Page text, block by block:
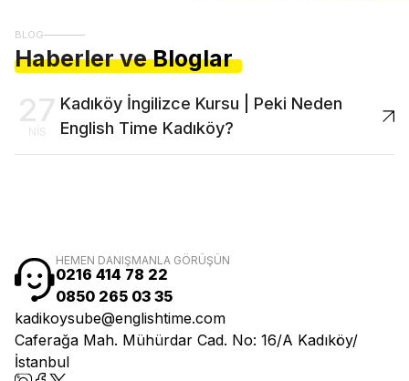
BLOG
Haberler ve Bloglar
27
NIS
Kadıköy İngilizce Kursu | Peki Neden
English Time Kadıköy?
HEMEN DANIŞMANLA GÖRÜŞÜN
0216 414 78 22
0850 265 03 35
kadikoysube@englishtime.com
Caferağa Mah. Mühürdar Cad. No: 16/A Kadıköy/
İstanbul